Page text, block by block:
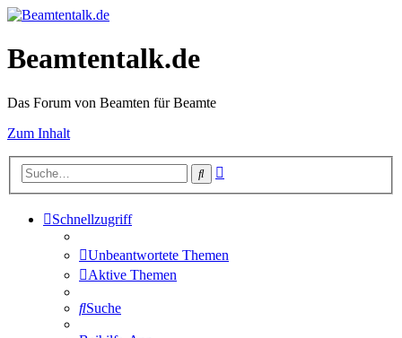
Beamtentalk.de
Das Forum von Beamten für Beamte
Zum Inhalt
Suche
Schnellzugriff
Unbeantwortete Themen
Aktive Themen
Suche